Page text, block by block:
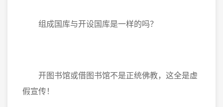
组成国库与开设国库是一样的吗？
开图书馆或借图书馆不是正统佛教，这全是虚
假宣传！